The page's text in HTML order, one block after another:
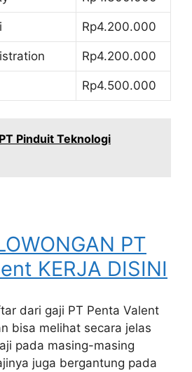
Rp4.200.000
Rp4.200.000
Rp4.500.000
Pinduit Teknologi
PT
KERJA DISINI
dari gaji PT Penta Valent
bisa melihat secara jelas
pada masing-masing
juga bergantung pada